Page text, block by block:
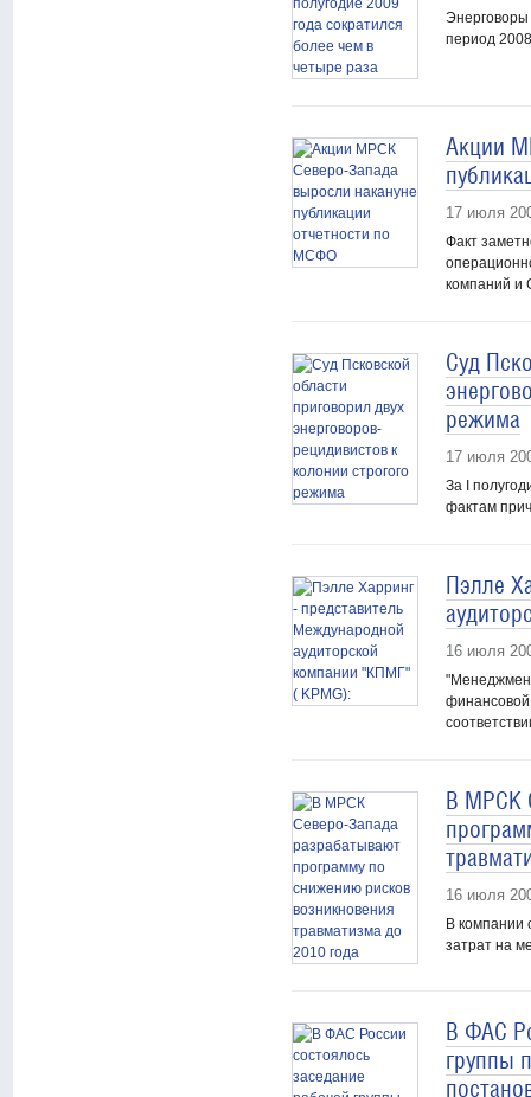
период
Акции
17 июля
Факт
компаний
Суд
режима
17 июля
За I
фактам
Пэлле
16 июля
В МРСК
16 июля
В компании
затрат на
В ФАС
группы